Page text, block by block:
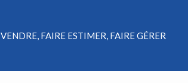
VENDRE, FAIRE ESTIMER, FAIRE GÉRER